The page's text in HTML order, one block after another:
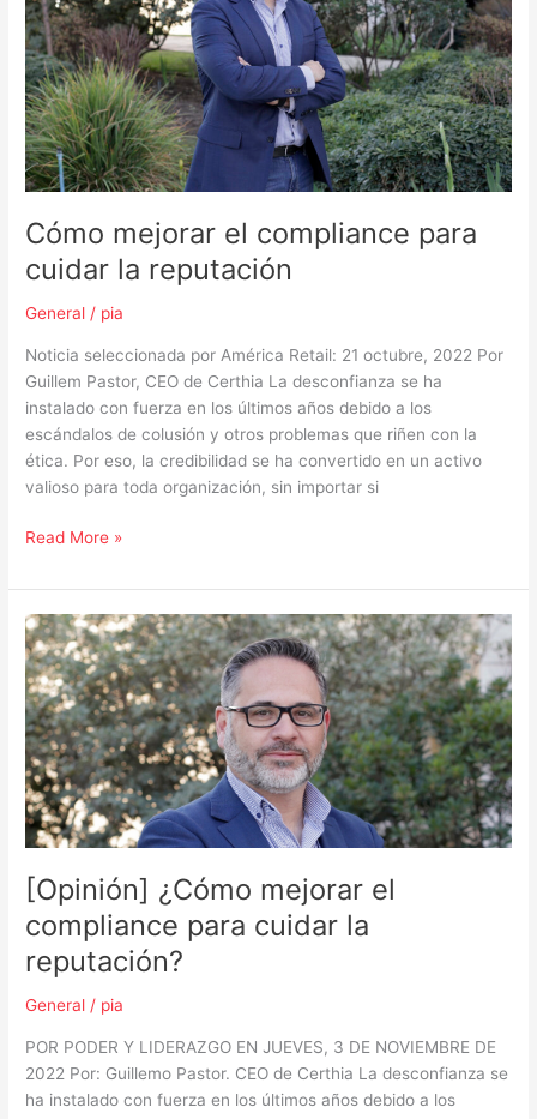
Cómo mejorar el compliance para
cuidar la reputación
General / pia
Noticia seleccionada por América Retail: 21 octubre, 2022 Por
Guillem Pastor, CEO de Certhia La desconfianza se ha
instalado con fuerza en los últimos años debido a los
escándalos de colusión y otros problemas que riñen con la
ética. Por eso, la credibilidad se ha convertido en un activo
valioso para toda organización, sin importar si
cuidar
la
reputación
Read More »
[Opinión] ¿Cómo mejorar el
compliance para cuidar la
reputación?
General / pia
POR PODER Y LIDERAZGO EN JUEVES, 3 DE NOVIEMBRE DE
2022 Por: Guillemo Pastor. CEO de Certhia La desconfianza se
ha instalado con fuerza en los últimos años debido a los
[Opinión]
¿Cómo
mejorar
el
compliance
para
cuidar
la
reputación?